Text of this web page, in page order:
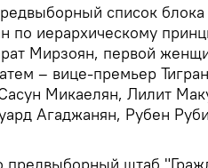
список
по иерархическому
Мирзоян, первой
– вице-премьер
Микаелян, Лилит
Агаджанян, Рубен
предвыборный штаб